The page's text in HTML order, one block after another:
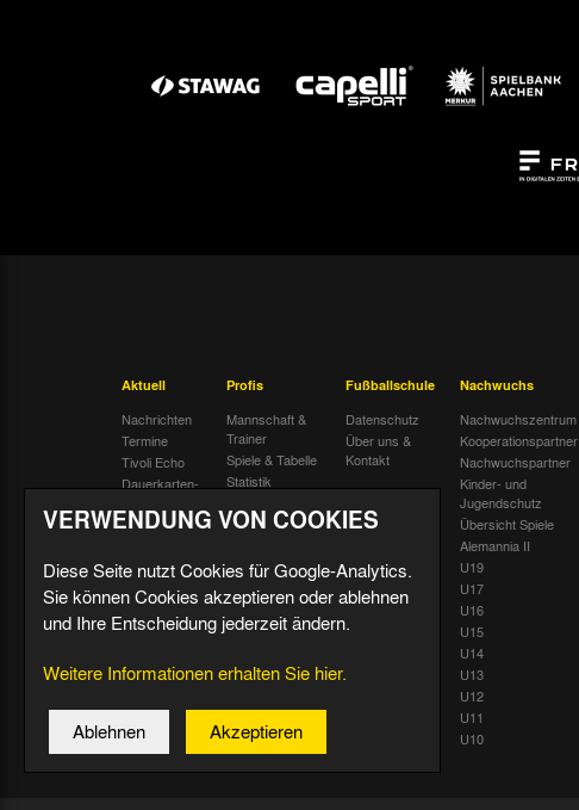
Aktuell
Nachrichten
Termine
Tivoli Echo
Dauerkarten-
Radiostream
Profis
Mannschaft &
Trainer
Spiele & Tabelle
Statistik
Geburtstage
Fußballschule
Datenschutz
Über uns &
Kontakt
Nachwuchs
Nachwuchszentrum
Kooperationspartner
Nachwuchspartner
Kinder- und
Jugendschutz
Übersicht Spiele
Alemannia II
U19
U17
U16
U15
U14
U13
U12
U11
U10
VERWENDUNG VON COOKIES
Diese Seite nutzt Cookies für Google-Analytics.
Sie können Cookies akzeptieren oder ablehnen
und Ihre Entscheidung jederzeit ändern.
Weitere Informationen erhalten Sie hier.
Ablehnen Akzeptieren